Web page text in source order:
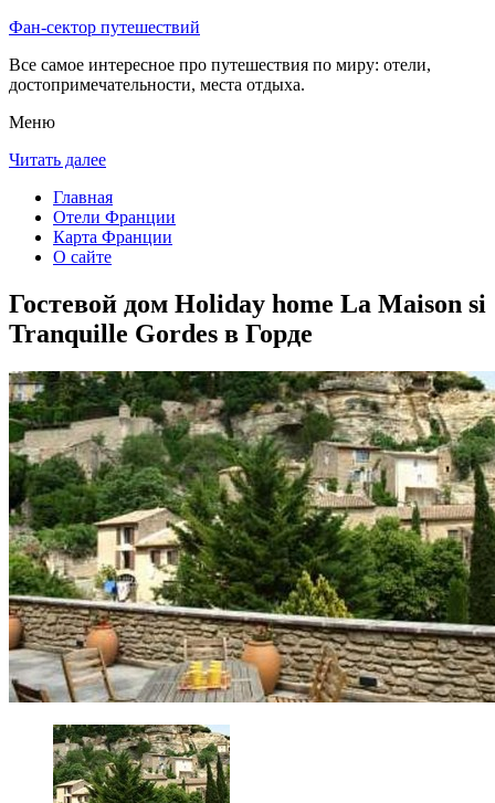
Фан-сектор путешествий
Все самое интересное про путешествия по миру: отели,
достопримечательности, места отдыха.
Меню
Читать далее
Главная
Отели Франции
Карта Франции
О сайте
Гостевой дом Holiday home La Maison si
Tranquille Gordes в Горде